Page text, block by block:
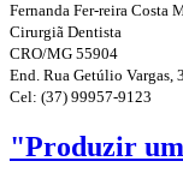
Fernanda Fer-reira Costa
Cirurgiã Dentista
CRO/MG 55904
End. Rua Getúlio Vargas,
Cel: (37) 99957-9123
"Produzir